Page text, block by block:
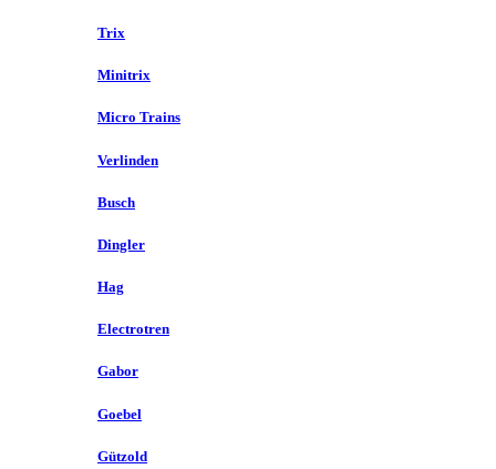
Trix
Minitrix
Micro Trains
Verlinden
Busch
Dingler
Hag
Electrotren
Gabor
Goebel
Gützold